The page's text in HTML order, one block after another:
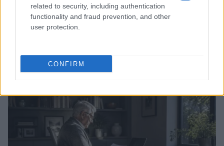
related to security, including authentication
functionality and fraud prevention, and other
user protection.
CONFIRM
tessera sanitaria
Marco Bianchi · 7 Ago 2026